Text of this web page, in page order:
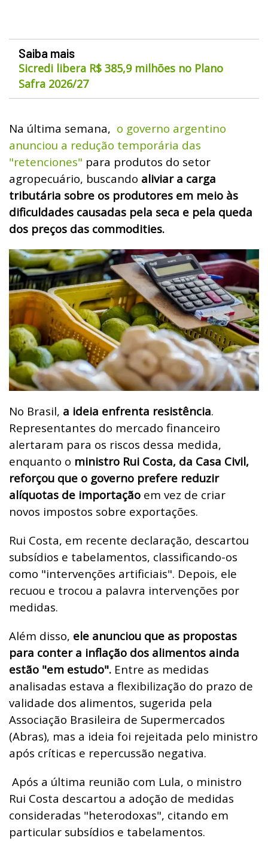
Saiba mais
Sicredi libera R$ 385,9 milhões no Plano
Safra 2026/27
Na última semana, o governo argentino
anunciou a redução temporária das
"retenciones" para produtos do setor
agropecuário, buscando aliviar a carga
tributária sobre os produtores em meio às
dificuldades causadas pela seca e pela queda
dos preços das commodities.
No Brasil, a ideia enfrenta resistência.
Representantes do mercado financeiro
alertaram para os riscos dessa medida,
enquanto o ministro Rui Costa, da Casa Civil,
reforçou que o governo prefere reduzir
alíquotas de importação em vez de criar
novos impostos sobre exportações.
Rui Costa, em recente declaração, descartou
subsídios e tabelamentos, classificando-os
como "intervenções artificiais". Depois, ele
recuou e trocou a palavra intervenções por
medidas.
Além disso, ele anunciou que as propostas
para conter a inflação dos alimentos ainda
estão "em estudo". Entre as medidas
analisadas estava a flexibilização do prazo de
validade dos alimentos, sugerida pela
Associação Brasileira de Supermercados
(Abras), mas a ideia foi rejeitada pelo ministro
após críticas e repercussão negativa.
Após a última reunião com Lula, o ministro
Rui Costa descartou a adoção de medidas
consideradas "heterodoxas", citando em
particular subsídios e tabelamentos.